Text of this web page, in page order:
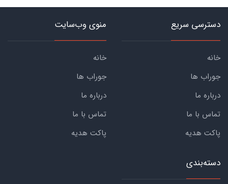
دسترسی سریع
خانه
جوراب ها
درباره ما
تماس با ما
پاکت هدیه
منوی وب‌سایت
خانه
جوراب ها
درباره ما
تماس با ما
پاکت هدیه
دسته‌بندی